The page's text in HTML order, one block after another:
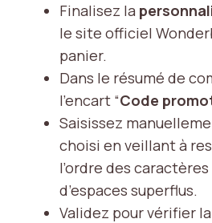
Finalisez la
le site officiel
panier.
Dans le résumé de
l’encart “Code
Saisissez
choisi en veillant à
l’ordre des caractères
d’espaces superflus.
Validez pour vérifier la